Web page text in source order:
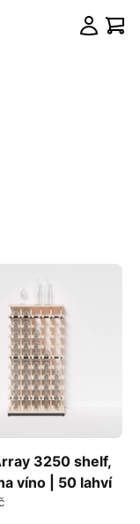
3250 shelf,
víno | 50 lahví